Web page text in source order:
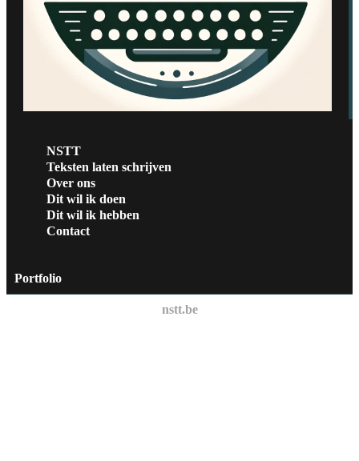
NSTT
Teksten laten schrijven
Over ons
Dit wil ik doen
Dit wil ik hebben
Contact
Portfolio
nstt.be